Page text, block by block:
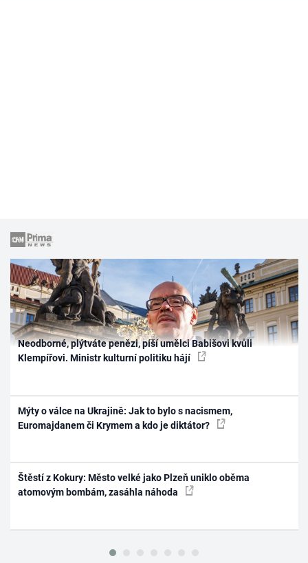
Neodborné, plýtváte penězi, píší umělci Babišovi kvůli
Klempířovi. Ministr kulturní politiku hájí
Mýty o válce na Ukrajině: Jak to bylo s nacismem,
Euromajdanem či Krymem a kdo je diktátor?
Štěstí z Kokury: Město velké jako Plzeň uniklo oběma
atomovým bombám, zasáhla náhoda